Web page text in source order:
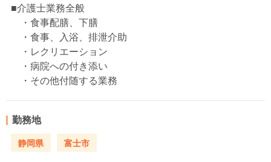
■介護士業務全般
・食事配膳、下膳
・食事、入浴、排泄介助
・レクリエーション
・病院への付き添い
・その他付随する業務
勤務地
静岡県 富士市